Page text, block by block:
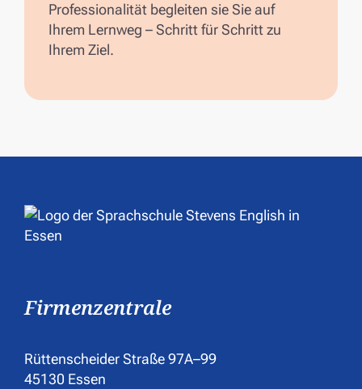
Professionalität begleiten sie Sie auf
Ihrem Lernweg – Schritt für Schritt zu
Ihrem Ziel.
Firmenzentrale
Rüttenscheider Straße 97A–99
45130 Essen